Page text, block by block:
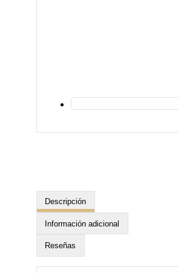
Descripción
Información adicional
Reseñas